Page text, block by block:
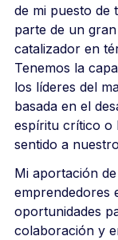
de mi puesto de
parte de un
catalizador en
Tenemos la
los líderes del
basada en el
espíritu crítico o
sentido a
Mi aportación
emprendedores
oportunidades
colaboración y